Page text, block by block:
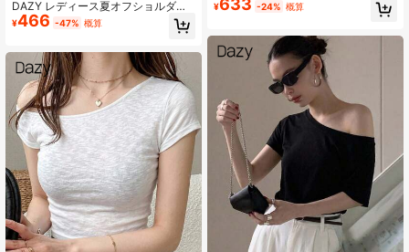
DAZY レディース夏オフショルダー
レースパッチワーク ルーズカジュア
ルTシャツ
¥466 -47% 概算
¥633 -24% 概算